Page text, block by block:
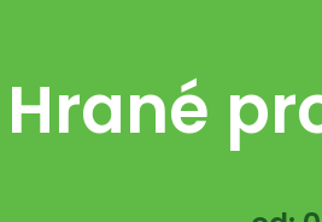
Hrané